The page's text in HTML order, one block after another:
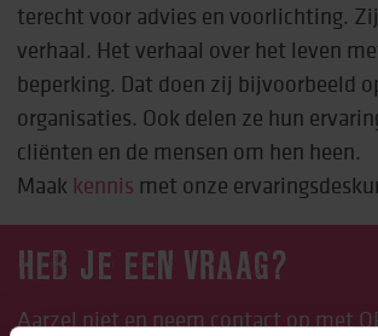
terecht voor advies en voorlichting.
verhaal. Het verhaal over het leven
beperking. Dat doen zij bijvoorbeeld
organisaties. Ook delen ze hun
cliënten en de mensen om hen heen.
Maak kennis met onze
HEB JE EEN VRAAG?
Aarzel niet en neem contact op met